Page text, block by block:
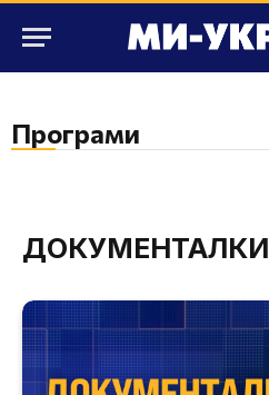
Програми
ДОКУМЕНТАЛКИ